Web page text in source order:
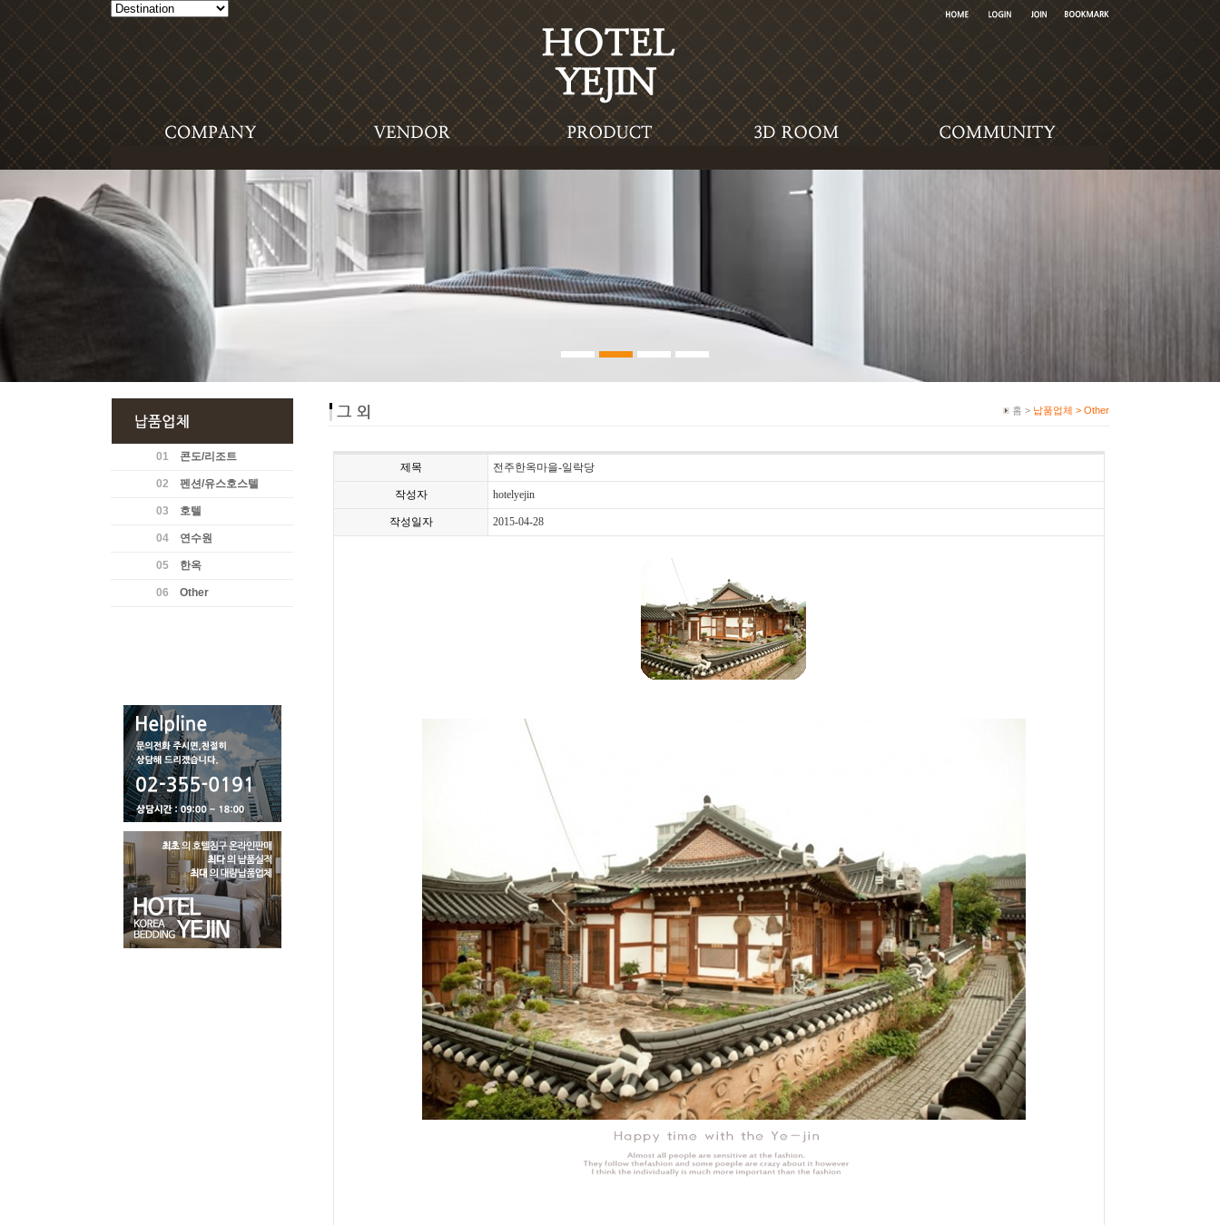
01 콘도/리조트
02 펜션/유스호스텔
03 호텔
04 연수원
05 한옥
06 Other
홈 > 납품업체 > Other
제목 전주한옥마을-일락당
작성자 hotelyejin
작성일자 2015-04-28